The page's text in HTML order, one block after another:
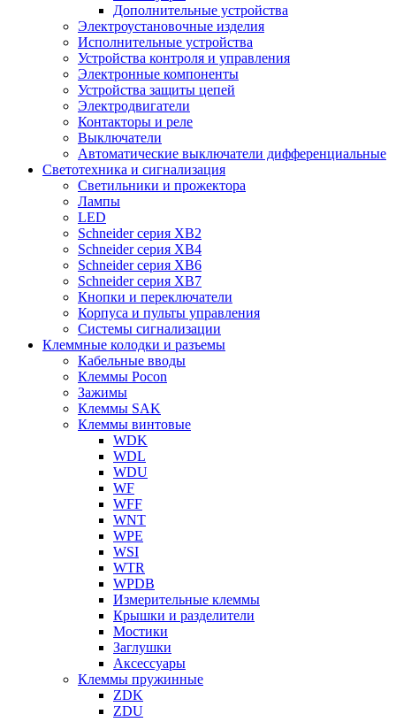
Дополнительные устройства
Электроустановочные изделия
Исполнительные устройства
Устройства контроля и управления
Электронные компоненты
Устройства защиты цепей
Электродвигатели
Контакторы и реле
Выключатели
Автоматические выключатели дифференциальные
Светотехника и сигнализация
Светильники и прожектора
Лампы
LED
Schneider серия XB2
Schneider серия XB4
Schneider серия XB6
Schneider серия XB7
Кнопки и переключатели
Корпуса и пульты управления
Системы сигнализации
Клеммные колодки и разъемы
Кабельные вводы
Клеммы Pocon
Зажимы
Клеммы SAK
Клеммы винтовые
WDK
WDL
WDU
WF
WFF
WNT
WPE
WSI
WTR
WPDB
Измерительные клеммы
Крышки и разделители
Мостики
Заглушки
Аксессуары
Клеммы пружинные
ZDK
ZDU